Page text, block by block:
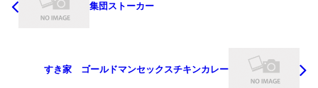
集団ストーカー
すき家 ゴールドマンセックスチキンカレー